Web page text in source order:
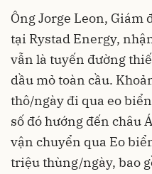
Ông Jorge Leon,
tại Rystad Energy,
vẫn là tuyến đường
dầu mỏ toàn cầu.
thô/ngày đi qua eo
số đó hướng đến châu
vận chuyển qua Eo
triệu thùng/ngày, bao